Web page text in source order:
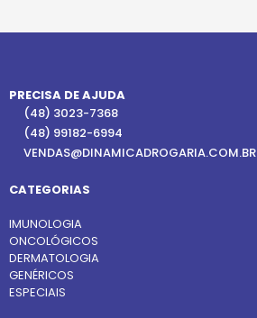
PRECISA DE AJUDA
(48) 3023-7368
(48) 99182-6994
VENDAS@DINAMICADROGARIA.COM.BR
CATEGORIAS
IMUNOLOGIA
ONCOLÓGICOS
DERMATOLOGIA
GENÉRICOS
ESPECIAIS